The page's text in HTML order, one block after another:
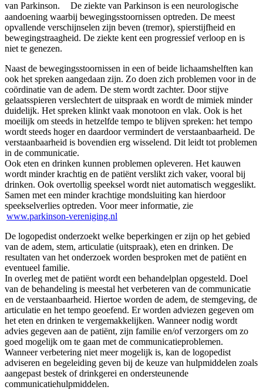
van Parkinson. De ziekte van Parkinson is een neurologische
aandoening waarbij bewegingsstoornissen optreden. De meest
opvallende verschijnselen zijn beven (tremor), spierstijfheid en
bewegingstraagheid. De ziekte kent een progressief verloop en is
niet te genezen.
Naast de bewegingsstoornissen in een of beide lichaamshelften kan
ook het spreken aangedaan zijn. Zo doen zich problemen voor in de
coördinatie van de adem. De stem wordt zachter. Door stijve
gelaatsspieren verslechtert de uitspraak en wordt de mimiek minder
duidelijk. Het spreken klinkt vaak monotoon en vlak. Ook is het
moeilijk om steeds in hetzelfde tempo te blijven spreken: het tempo
wordt steeds hoger en daardoor vermindert de verstaanbaarheid. De
verstaanbaarheid is bovendien erg wisselend. Dit leidt tot problemen
in de communicatie.
Ook eten en drinken kunnen problemen opleveren. Het kauwen
wordt minder krachtig en de patiënt verslikt zich vaker, vooral bij
drinken. Ook overtollig speeksel wordt niet automatisch weggeslikt.
Samen met een minder krachtige mondsluiting kan hierdoor
speekselverlies optreden. Voor meer informatie, zie
www.parkinson-vereniging.nl
De logopedist onderzoekt welke beperkingen er zijn op het gebied
van de adem, stem, articulatie (uitspraak), eten en drinken. De
resultaten van het onderzoek worden besproken met de patiënt en
eventueel familie.
In overleg met de patiënt wordt een behandelplan opgesteld. Doel
van de behandeling is meestal het verbeteren van de communicatie
en de verstaanbaarheid. Hiertoe worden de adem, de stemgeving, de
articulatie en het tempo geoefend. Er worden adviezen gegeven om
het eten en drinken te vergemakkelijken. Wanneer nodig wordt
advies gegeven aan de patiënt, zijn familie en/of verzorgers om zo
goed mogelijk om te gaan met de communicatieproblemen.
Wanneer verbetering niet meer mogelijk is, kan de logopedist
adviseren en begeleiding geven bij de keuze van hulpmiddelen zoals
aangepast bestek of drinkgerei en ondersteunende
communicatiehulpmiddelen.